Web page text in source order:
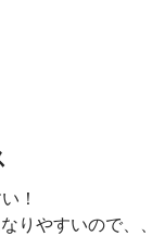
！
りやすいので、